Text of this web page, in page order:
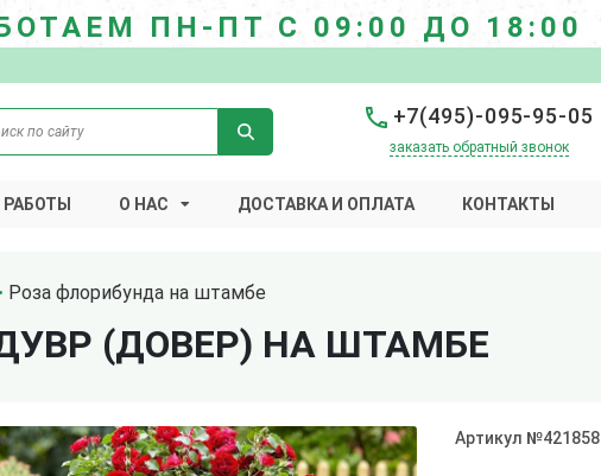
ПН-ПТ С 09:00 ДО 18:00
+7(495)-095-95-05
заказать обратный звонок
О НАС ДОСТАВКА И ОПЛАТА КОНТАКТЫ
Роза флорибунда на штамбе
(ДОВЕР) НА ШТАМБЕ
Артикул №421858